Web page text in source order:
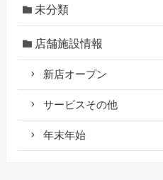
未分類
店舗施設情報
新店オープン
サービスその他
年末年始